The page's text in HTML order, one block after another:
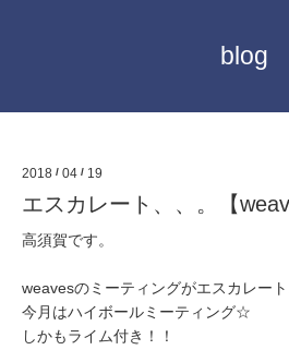
blog
2018 / 04 / 19
エスカレート、、。【
高須賀です。
weavesのミーティングがエスカレート
今月はハイボールミーティング☆
しかもライム付き！！